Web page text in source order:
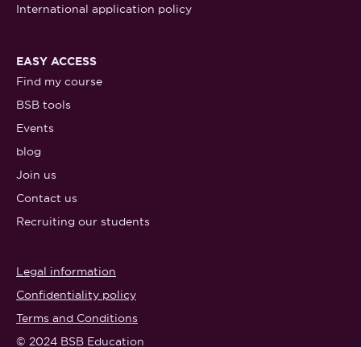
International application policy
EASY ACCESS
Find my course
BSB tools
Events
blog
Join us
Contact us
Recruiting our students
© 2024 BSB Education
Legal information
Confidentiality policy
Terms and Conditions